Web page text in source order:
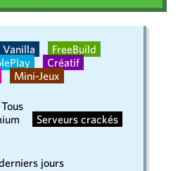
Vanilla
FreeBuild
Créatif
Mini-Jeux
Tous
Serveurs crackés
jours